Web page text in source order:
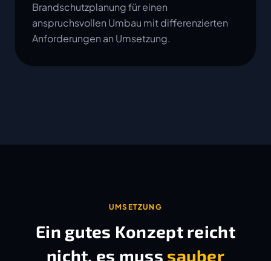
Brandschutzplanung für einen
anspruchsvollen Umbau mit differenzierten
Anforderungen an Umsetzung.
UMSETZUNG
Ein gutes Konzept reicht
nicht, es muss sauber